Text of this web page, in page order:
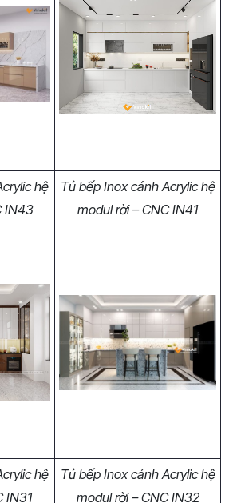
hệ
IN43
Tủ bếp Inox cánh Acrylic hệ
modul rời – CNC IN41
hệ
IN31
Tủ bếp Inox cánh Acrylic hệ
modul rời – CNC IN32